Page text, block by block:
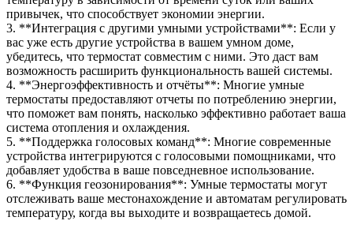
привычек, что способствует экономии энергии.
3. **Интеграция с другими умными устройствами**: Если у
вас уже есть другие устройства в вашем умном доме,
убедитесь, что термостат совместим с ними. Это даст вам
возможность расширить функциональность вашей системы.
4. **Энергоэффективность и отчёты**: Многие умные
термостаты предоставляют отчеты по потреблению энергии,
что поможет вам понять, насколько эффективно работает ваша
система отопления и охлаждения.
5. **Поддержка голосовых команд**: Многие современные
устройства интегрируются с голосовыми помощниками, что
добавляет удобства в ваше повседневное использование.
6. **Функция геозонирования**: Умные термостаты могут
отслеживать ваше местонахождение и автоматам регулировать
температуру, когда вы выходите и возвращаетесь домой.